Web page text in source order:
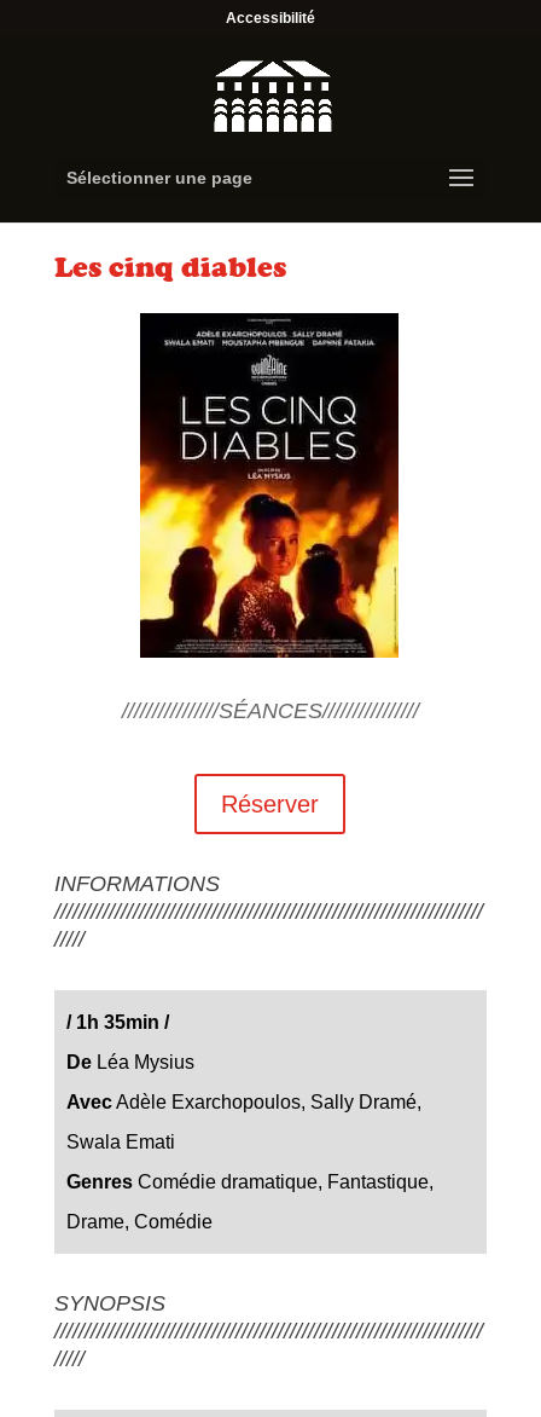
Accessibilité
Sélectionner une page
Les cinq diables
////////////////SÉANCES////////////////
Réserver
INFORMATIONS
///////////////////////////////////////////////////////////////////////
/////
/1h 35min /
De Léa Mysius
AvecAdèle Exarchopoulos, Sally Dramé,
Swala Emati
Genres Comédie dramatique, Fantastique,
Drame, Comédie
SYNOPSIS
///////////////////////////////////////////////////////////////////////
/////